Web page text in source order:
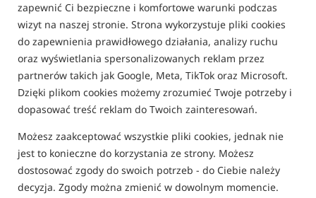
zapewnić Ci bezpieczne i komfortowe warunki podczas
wizyt na naszej stronie. Strona wykorzystuje pliki cookies
do zapewnienia prawidłowego działania, analizy ruchu
oraz wyświetlania spersonalizowanych reklam przez
partnerów takich jak Google, Meta, TikTok oraz Microsoft.
Dzięki plikom cookies możemy zrozumieć Twoje potrzeby i
dopasować treść reklam do Twoich zainteresowań.
Możesz zaakceptować wszystkie pliki cookies, jednak nie
jest to konieczne do korzystania ze strony. Możesz
dostosować zgody do swoich potrzeb - do Ciebie należy
decyzja. Zgody można zmienić w dowolnym momencie.